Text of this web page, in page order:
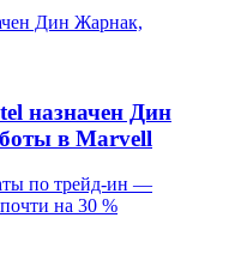
Дин Жарнак,
назначен Дин
в Marvell
по трейд-ин —
на 30 %